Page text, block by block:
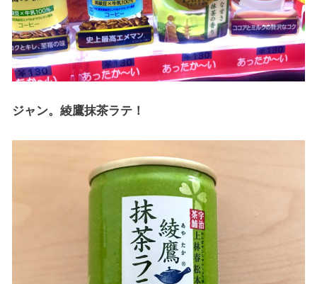
ジャン。綾鷹抹茶ラテ！